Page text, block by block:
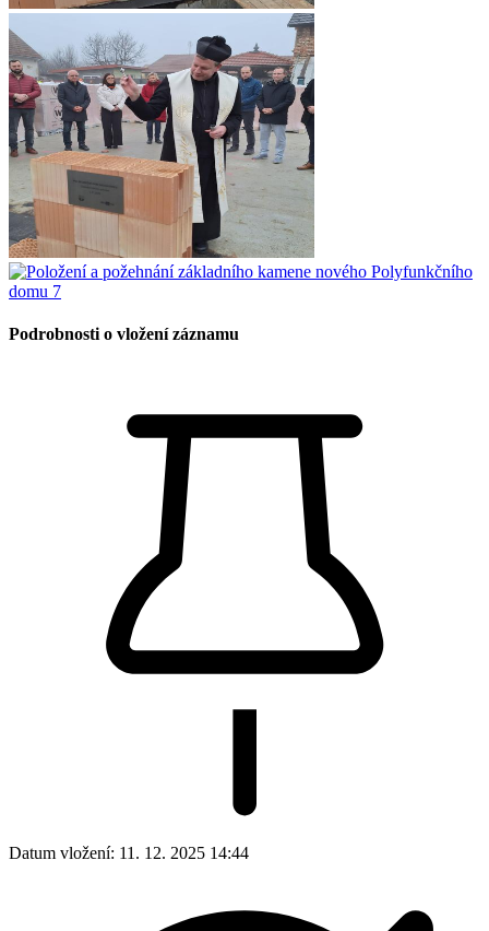
Podrobnosti o vložení záznamu
Datum vložení: 11. 12. 2025 14:44